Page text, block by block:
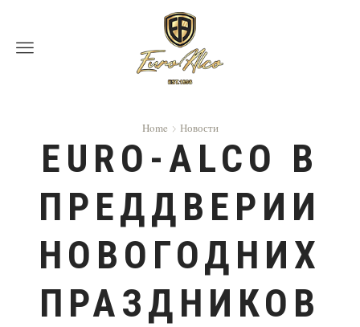
Menu
Home Новости
EURO-ALCO В
ПРЕДДВЕРИИ
НОВОГОДНИХ
ПРАЗДНИКОВ